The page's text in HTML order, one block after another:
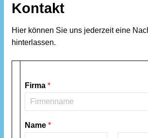
Kontakt
Hier können Sie uns jederzeit eine
hinterlassen.
Firma *
Name *